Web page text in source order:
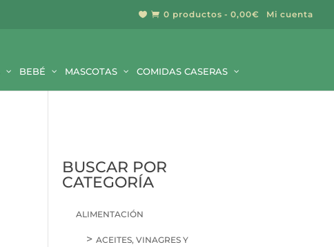
Mi cuenta
  0 productos 0,00€
BEBÉ MASCOTAS COMIDAS CASERAS
BUSCAR POR
CATEGORÍA
ALIMENTACIÓN
ACEITES, VINAGRES Y